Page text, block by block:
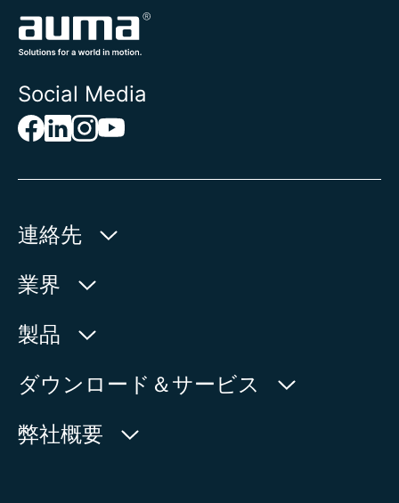
Social Media
連絡先
AUMA Riester
Aumastr. 1
地図上に表示
電話:+49 7631 809 - 0
業界
水利産業
電力
製造部門
製品
製品検索
ダウンロード＆サービス
myAUMA
弊社概要